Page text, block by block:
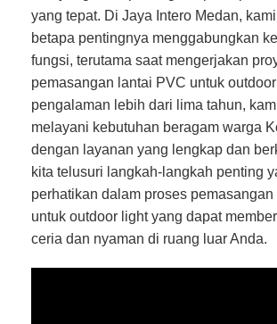
yang tepat. Di Jaya Intero Medan,
betapa pentingnya menggabungkan
fungsi, terutama saat mengerjakan
pemasangan lantai PVC untuk
pengalaman lebih dari lima tahun,
melayani kebutuhan beragam warga
dengan layanan yang lengkap dan
kita telusuri langkah-langkah penting
perhatikan dalam proses
untuk outdoor light yang dapat
ceria dan nyaman di ruang luar Anda.